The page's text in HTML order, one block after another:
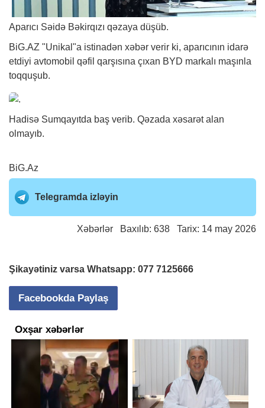
Aparıcı Səidə Bəkirqızı qəzaya düşüb.
BiG.AZ "Unikal"a istinadən xəbər verir ki, aparıcının idarə
etdiyi avtomobil qəfil qarşısına çıxan BYD markalı maşınla
toqquşub.
Hadisə Sumqayıtda baş verib. Qəzada xəsarət alan
olmayıb.
BiG.Az
Telegramda izləyin
Xəbərlər Baxılıb: 638 Tarix: 14 may 2026
Şikayətiniz varsa Whatsapp: 077 7125666
Facebookda Paylaş
Oxşar xəbərlər